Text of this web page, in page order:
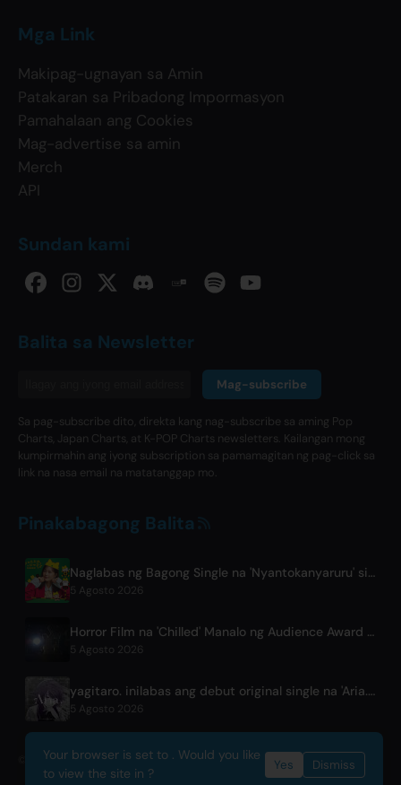
Mga Link
Makipag-ugnayan sa Amin
Patakaran sa Pribadong Impormasyon
Pamahalaan ang Cookies
Mag-advertise sa amin
Merch
API
Sundan kami
Balita sa Newsletter
Mag-subscribe
Sa pag-subscribe dito, direkta kang nag-subscribe sa aming Pop
Charts, Japan Charts, at K-POP Charts newsletters. Kailangan mong
kumpirmahin ang iyong subscription sa pamamagitan ng pag-click sa
link na nasa email na matatanggap mo.
Pinakabagong Balita
Naglabas ng Bagong Single na 'Nyantokanyaruru' si Erika Ikuta para sa Aklat-Pambatang 'Fumikiri Neko'
5 Agosto 2026
Horror Film na 'Chilled' Manalo ng Audience Award sa Fantasia Festival
5 Agosto 2026
yagitaro. inilabas ang debut original single na 'Aria.' kasama si Suda Keina
5 Agosto 2026
© 2026 OnlyHit. All rights reserved. - Metadata provided byACRCloud
Your browser is set to . Would you like
to view the site in ?
Yes Dismiss